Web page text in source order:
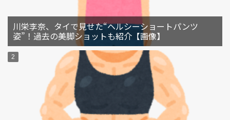
川栄李奈、タイで見せた“ヘルシーショートパンツ
姿”！過去の美脚ショットも紹介【画像】